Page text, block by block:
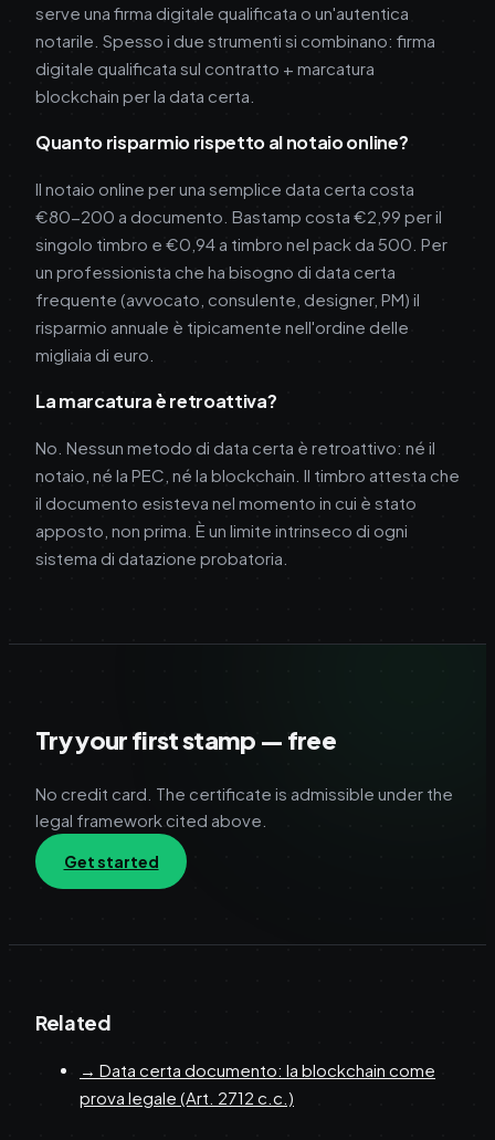
serve una firma digitale qualificata o un'autentica
notarile. Spesso i due strumenti si combinano: firma
digitale qualificata sul contratto + marcatura
blockchain per la data certa.
Quanto risparmio rispetto al notaio online?
Il notaio online per una semplice data certa costa
€80-200 a documento. Bastamp costa €2,99 per il
singolo timbro e €0,94 a timbro nel pack da 500. Per
un professionista che ha bisogno di data certa
frequente (avvocato, consulente, designer, PM) il
risparmio annuale è tipicamente nell'ordine delle
migliaia di euro.
La marcatura è retroattiva?
No. Nessun metodo di data certa è retroattivo: né il
notaio, né la PEC, né la blockchain. Il timbro attesta che
il documento esisteva nel momento in cui è stato
apposto, non prima. È un limite intrinseco di ogni
sistema di datazione probatoria.
Try your first stamp — free
No credit card. The certificate is admissible under the
legal framework cited above.
Get started
Related
→ Data certa documento: la blockchain come
prova legale (Art. 2712 c.c.)